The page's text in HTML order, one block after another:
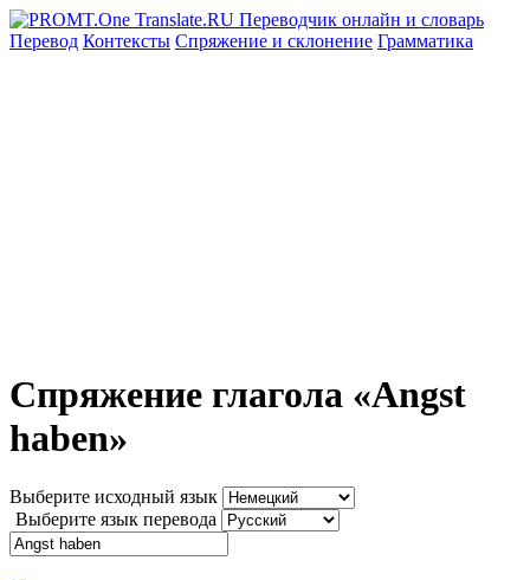
Перевод Контексты Спряжение и склонение Грамматика
Спряжение глагола «Angst
haben»
Выберите исходный язык
Выберите язык перевода